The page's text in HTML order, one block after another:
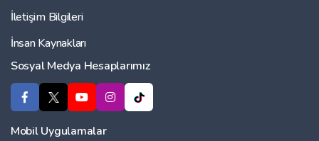
İletişim Bilgileri
İnsan Kaynakları
Sosyal Medya Hesaplarımız
Mobil Uygulamalar